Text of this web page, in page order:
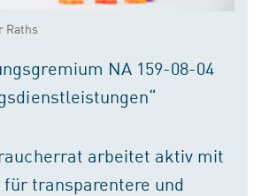
Raths
NA 159-08-04
arbeitet aktiv mit
transparentere und